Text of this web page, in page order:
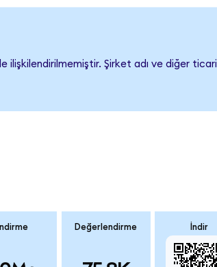
ilişkilendirilmemiştir. Şirket adı ve diğer ticari
İndirme Değerlendirme İndir